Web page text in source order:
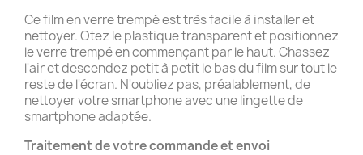
Ce film en verre trempé est très facile à installer et
nettoyer. Otez le plastique transparent et positionnez
le verre trempé en commençant par le haut. Chassez
l'air et descendez petit à petit le bas du film sur tout le
reste de l'écran. N'oubliez pas, préalablement, de
nettoyer votre smartphone avec une lingette de
smartphone adaptée.
Traitement de votre commande etenvoi